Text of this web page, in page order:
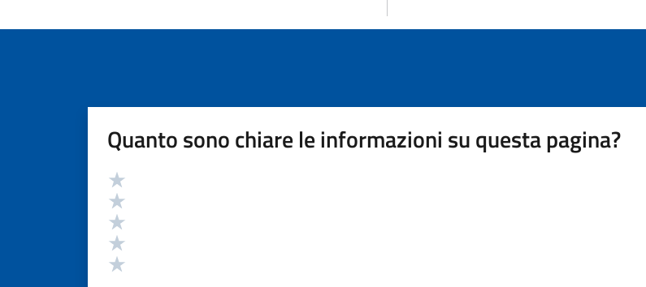
Quanto sono chiare le informazioni su questa pagina?
Valutazione